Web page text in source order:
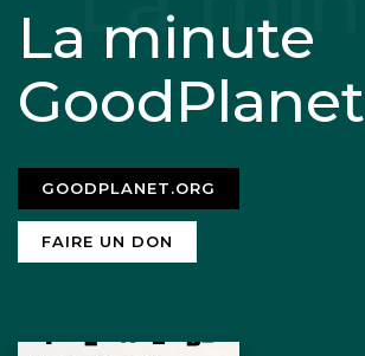
La minute
GoodPlanet
GOODPLANET.ORG
FAIRE UN DON